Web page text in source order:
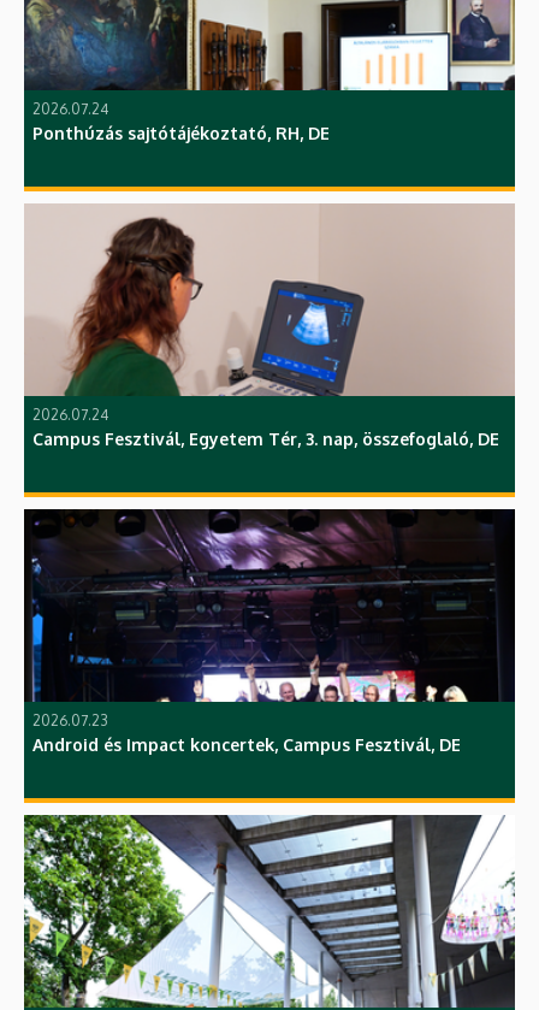
2026.07.24
Ponthúzás sajtótájékoztató, RH, DE
2026.07.24
Campus Fesztivál, Egyetem Tér, 3. nap, összefoglaló, DE
2026.07.23
Android és Impact koncertek, Campus Fesztivál, DE